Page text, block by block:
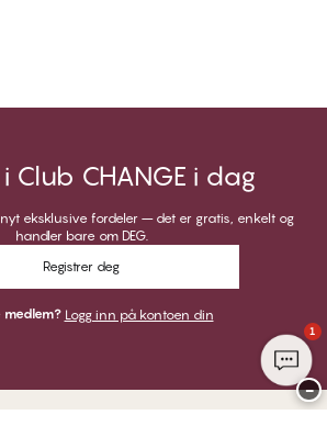
Club CHANGE i dag
eksklusive fordeler – det er gratis, enkelt og
handler bare om DEG.
Registrer deg
medlem? Logg inn på kontoen din
1
−